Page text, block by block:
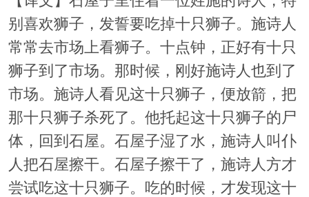
别喜欢狮子，发誓要吃掉十只狮子。施诗人
常常去市场上看狮子。十点钟，正好有十只
狮子到了市场。那时候，刚好施诗人也到了
市场。施诗人看见这十只狮子，便放箭，把
那十只狮子杀死了。他托起这十只狮子的尸
体，回到石屋。石屋子湿了水，施诗人叫仆
人把石屋擦干。石屋子擦干了，施诗人方才
尝试吃这十只狮子。吃的时候，才发现这十